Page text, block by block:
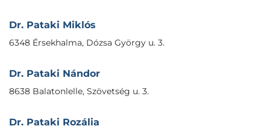
Dr. Pataki Miklós
6348 Érsekhalma, Dózsa György u. 3.
Dr. Pataki Nándor
8638 Balatonlelle, Szövetség u. 3.
Dr. Pataki Rozália